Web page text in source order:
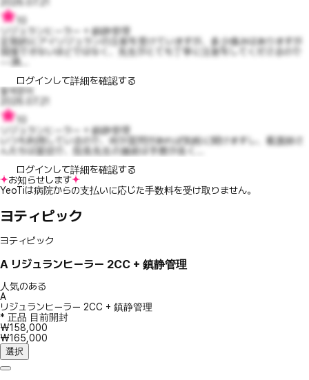
2026.07.21
リジュランヒーラー + 鎮静管理
定期的にアイリジュランの注射を受けていますが、多少痛みはありますが
我慢できないほどではなく、先生がとても丁寧に注射をしてくださるので
~~満...
ログインして詳細を確認する
팔색문어
2026.07.21
リジュランヒーラー + 鎮静管理
いつも利用しているので、何か質問があれば気軽に聞けますし、看護師さ
んたちは親切で、院長先生の施術は手際が良く...
ログインして詳細を確認する
お知らせします
YeoTiは病院からの支払いに応じた手数料を受け取りません。
ヨティピック
ヨティピック
A リジュランヒーラー 2CC + 鎮静管理
人気のある
A
リジュランヒーラー 2CC + 鎮静管理
* 正品 目前開封
₩158,000
₩165,000
選択